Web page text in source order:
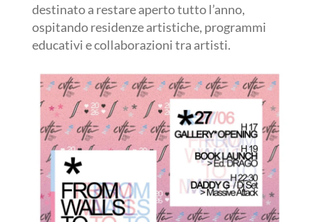
destinato a restare aperto tutto l’anno,
ospitando residenze artistiche, programmi
educativi e collaborazioni tra artisti.